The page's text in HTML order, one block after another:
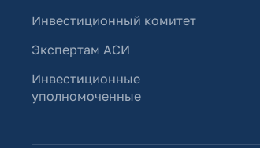
Инвестиционный комитет
Экспертам АСИ
Инвестиционные
уполномоченные